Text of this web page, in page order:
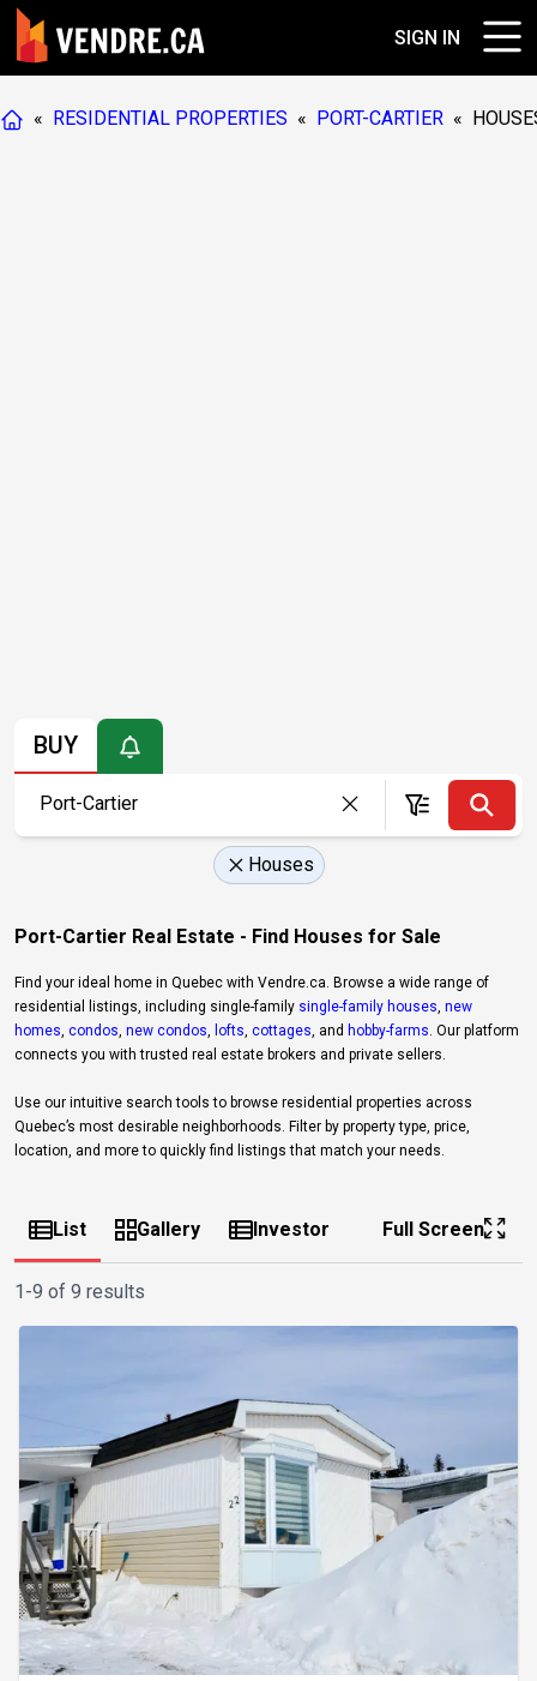
SIGN IN
« RESIDENTIAL PROPERTIES « PORT-CARTIER «
BUY
Houses
Port-Cartier Real Estate - Find Houses for Sale
Find your ideal home in Quebec with Vendre.ca. Browse a wide range of
residential listings, including single-family single-family houses new
homes condos new condos lofts cottages , and hobby-farms . Our platform
connects you with trusted real estate brokers and private sellers.
Use our intuitive search tools to browse residential properties across
Quebec’s most desirable neighborhoods. Filter by property type, price,
location, and more to quickly find listings that match your needs.
List Gallery Investor Full Screen
1-9 of 9 results